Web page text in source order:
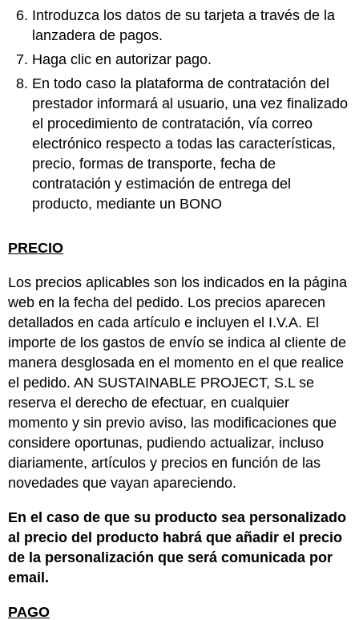
Introduzca los datos de su tarjeta a través de la
lanzadera de pagos.
Haga clic en autorizar pago.
En todo caso la plataforma de contratación del
prestador informará al usuario, una vez finalizado
el procedimiento de contratación, vía correo
electrónico respecto a todas las características,
precio, formas de transporte, fecha de
contratación y estimación de entrega del
producto, mediante un BONO
PRECIO
Los precios aplicables son los indicados en la página
web en la fecha del pedido. Los precios aparecen
detallados en cada artículo e incluyen el I.V.A. El
importe de los gastos de envío se indica al cliente de
manera desglosada en el momento en el que realice
el pedido. AN SUSTAINABLE PROJECT, S.L se
reserva el derecho de efectuar, en cualquier
momento y sin previo aviso, las modificaciones que
considere oportunas, pudiendo actualizar, incluso
diariamente, artículos y precios en función de las
novedades que vayan apareciendo.
En el caso de que su producto sea personalizado
al precio del producto habrá que añadir el precio
de la personalización que será comunicada por
email.
PAGO